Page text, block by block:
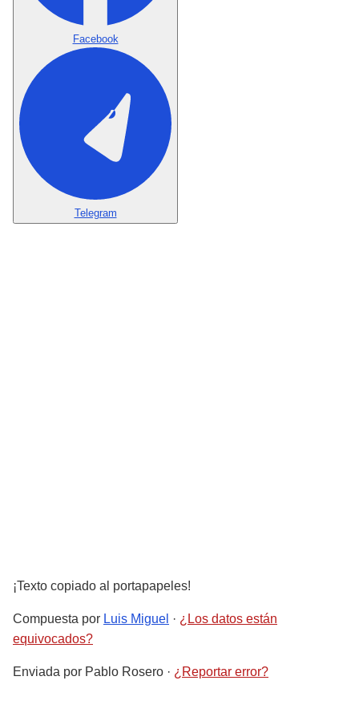
Facebook
Telegram
¡Texto copiado al portapapeles!
Compuesta por Luis Miguel · ¿Los datos están
equivocados?
Enviada por Pablo Rosero · ¿Reportar error?